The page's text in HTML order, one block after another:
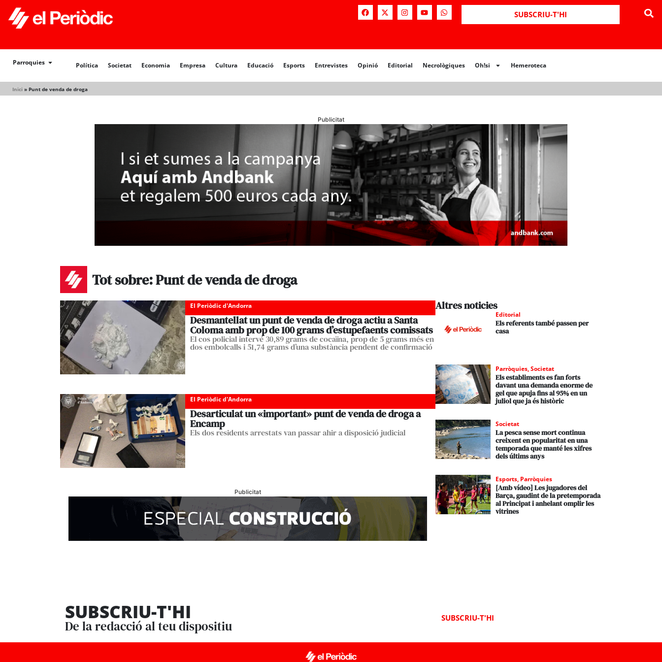
SUBSCRIU-T'HI
Parroquies Política Societat Economia Empresa Cultura Educació Esports Entrevistes Opinió Editorial Necrològiques Oh!si Hemeroteca
Inici » Punt de venda de droga
Política Societat Opinió Editorial Necrològiques Hemeroteca
Publicitat
Tot sobre: Punt de venda de droga
El Periòdic d'Andorra
Desmantellat un punt de venda de droga actiu a Santa
Coloma amb prop de 100 grams d’estupefaents comissats
El cos policial intervé 30,89 grams de cocaïna, prop de 5 grams més en
dos embolcalls i 51,74 grams d’una substància pendent de confirmació
El Periòdic d'Andorra
Desarticulat un «important» punt de venda de droga a
Encamp
Els dos residents arrestats van passar ahir a disposició judicial
Publicitat
Altres noticies
Editorial
Els referents també passen per
casa
Parròquies,Societat
Els establiments es fan forts
davant una demanda enorme de
gel que apuja fins al 95% en un
juliol que ja és històric
Societat
La pesca sense mort continua
creixent en popularitat en una
temporada que manté les xifres
dels últims anys
Esports, Parròquies
[Amb vídeo] Les jugadores del
Barça, gaudint de la pretemporada
al Principat i anhelant omplir les
vitrines
SUBSCRIU-T'HI
De la redacció al teu dispositiu
SUBSCRIU-T'HI